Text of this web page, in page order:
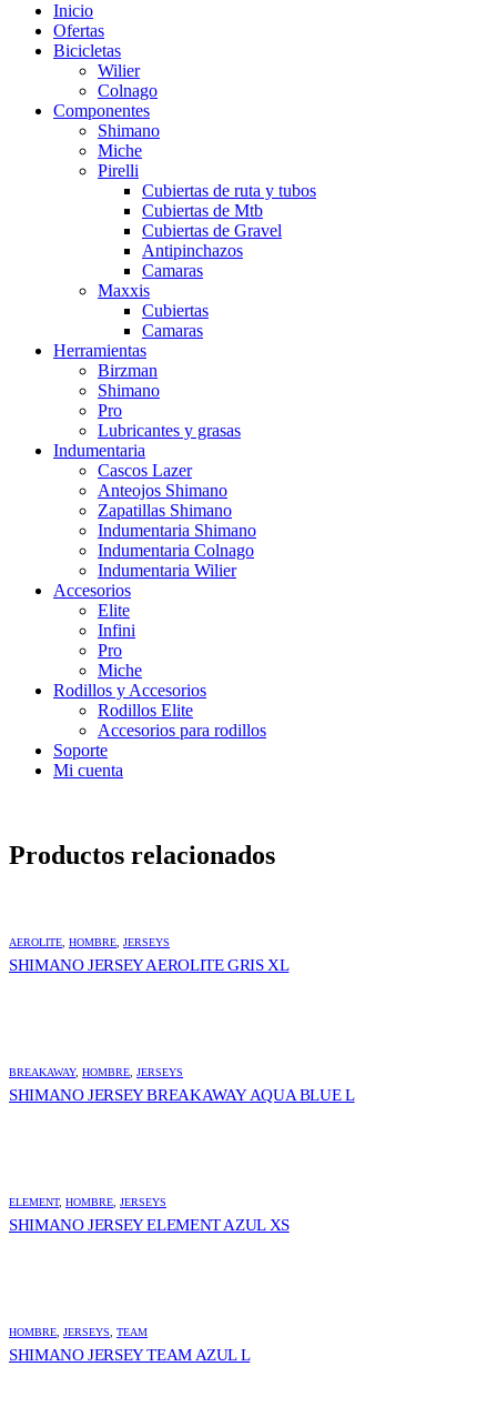
Inicio
Ofertas
Bicicletas
Wilier
Colnago
Componentes
Shimano
Miche
Pirelli
Cubiertas de ruta y tubos
Cubiertas de Mtb
Cubiertas de Gravel
Antipinchazos
Camaras
Maxxis
Cubiertas
Camaras
Herramientas
Birzman
Shimano
Pro
Lubricantes y grasas
Indumentaria
Cascos Lazer
Anteojos Shimano
Zapatillas Shimano
Indumentaria Shimano
Indumentaria Colnago
Indumentaria Wilier
Accesorios
Elite
Infini
Pro
Miche
Rodillos y Accesorios
Rodillos Elite
Accesorios para rodillos
Soporte
Mi cuenta
Productos relacionados
AEROLITE HOMBRE JERSEYS
SHIMANO JERSEY AEROLITE GRIS XL
BREAKAWAY, HOMBRE JERSEYS
SHIMANO JERSEY BREAKAWAY AQUA BLUE L
ELEMENT, HOMBRE JERSEYS
SHIMANO JERSEY ELEMENT AZUL XS
HOMBRE JERSEYS TEAM
SHIMANO JERSEY TEAM AZUL L